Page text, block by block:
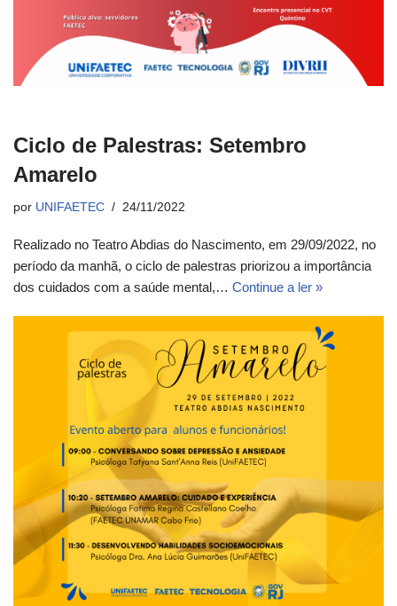
Ciclo de Palestras: Setembro
Amarelo
por UNIFAETEC 24/11/2022
Realizado no Teatro Abdias do Nascimento, em 29/09/2022, no
período da manhã, o ciclo de palestras priorizou a importância
dos cuidados com a saúde mental,… Continue a ler »